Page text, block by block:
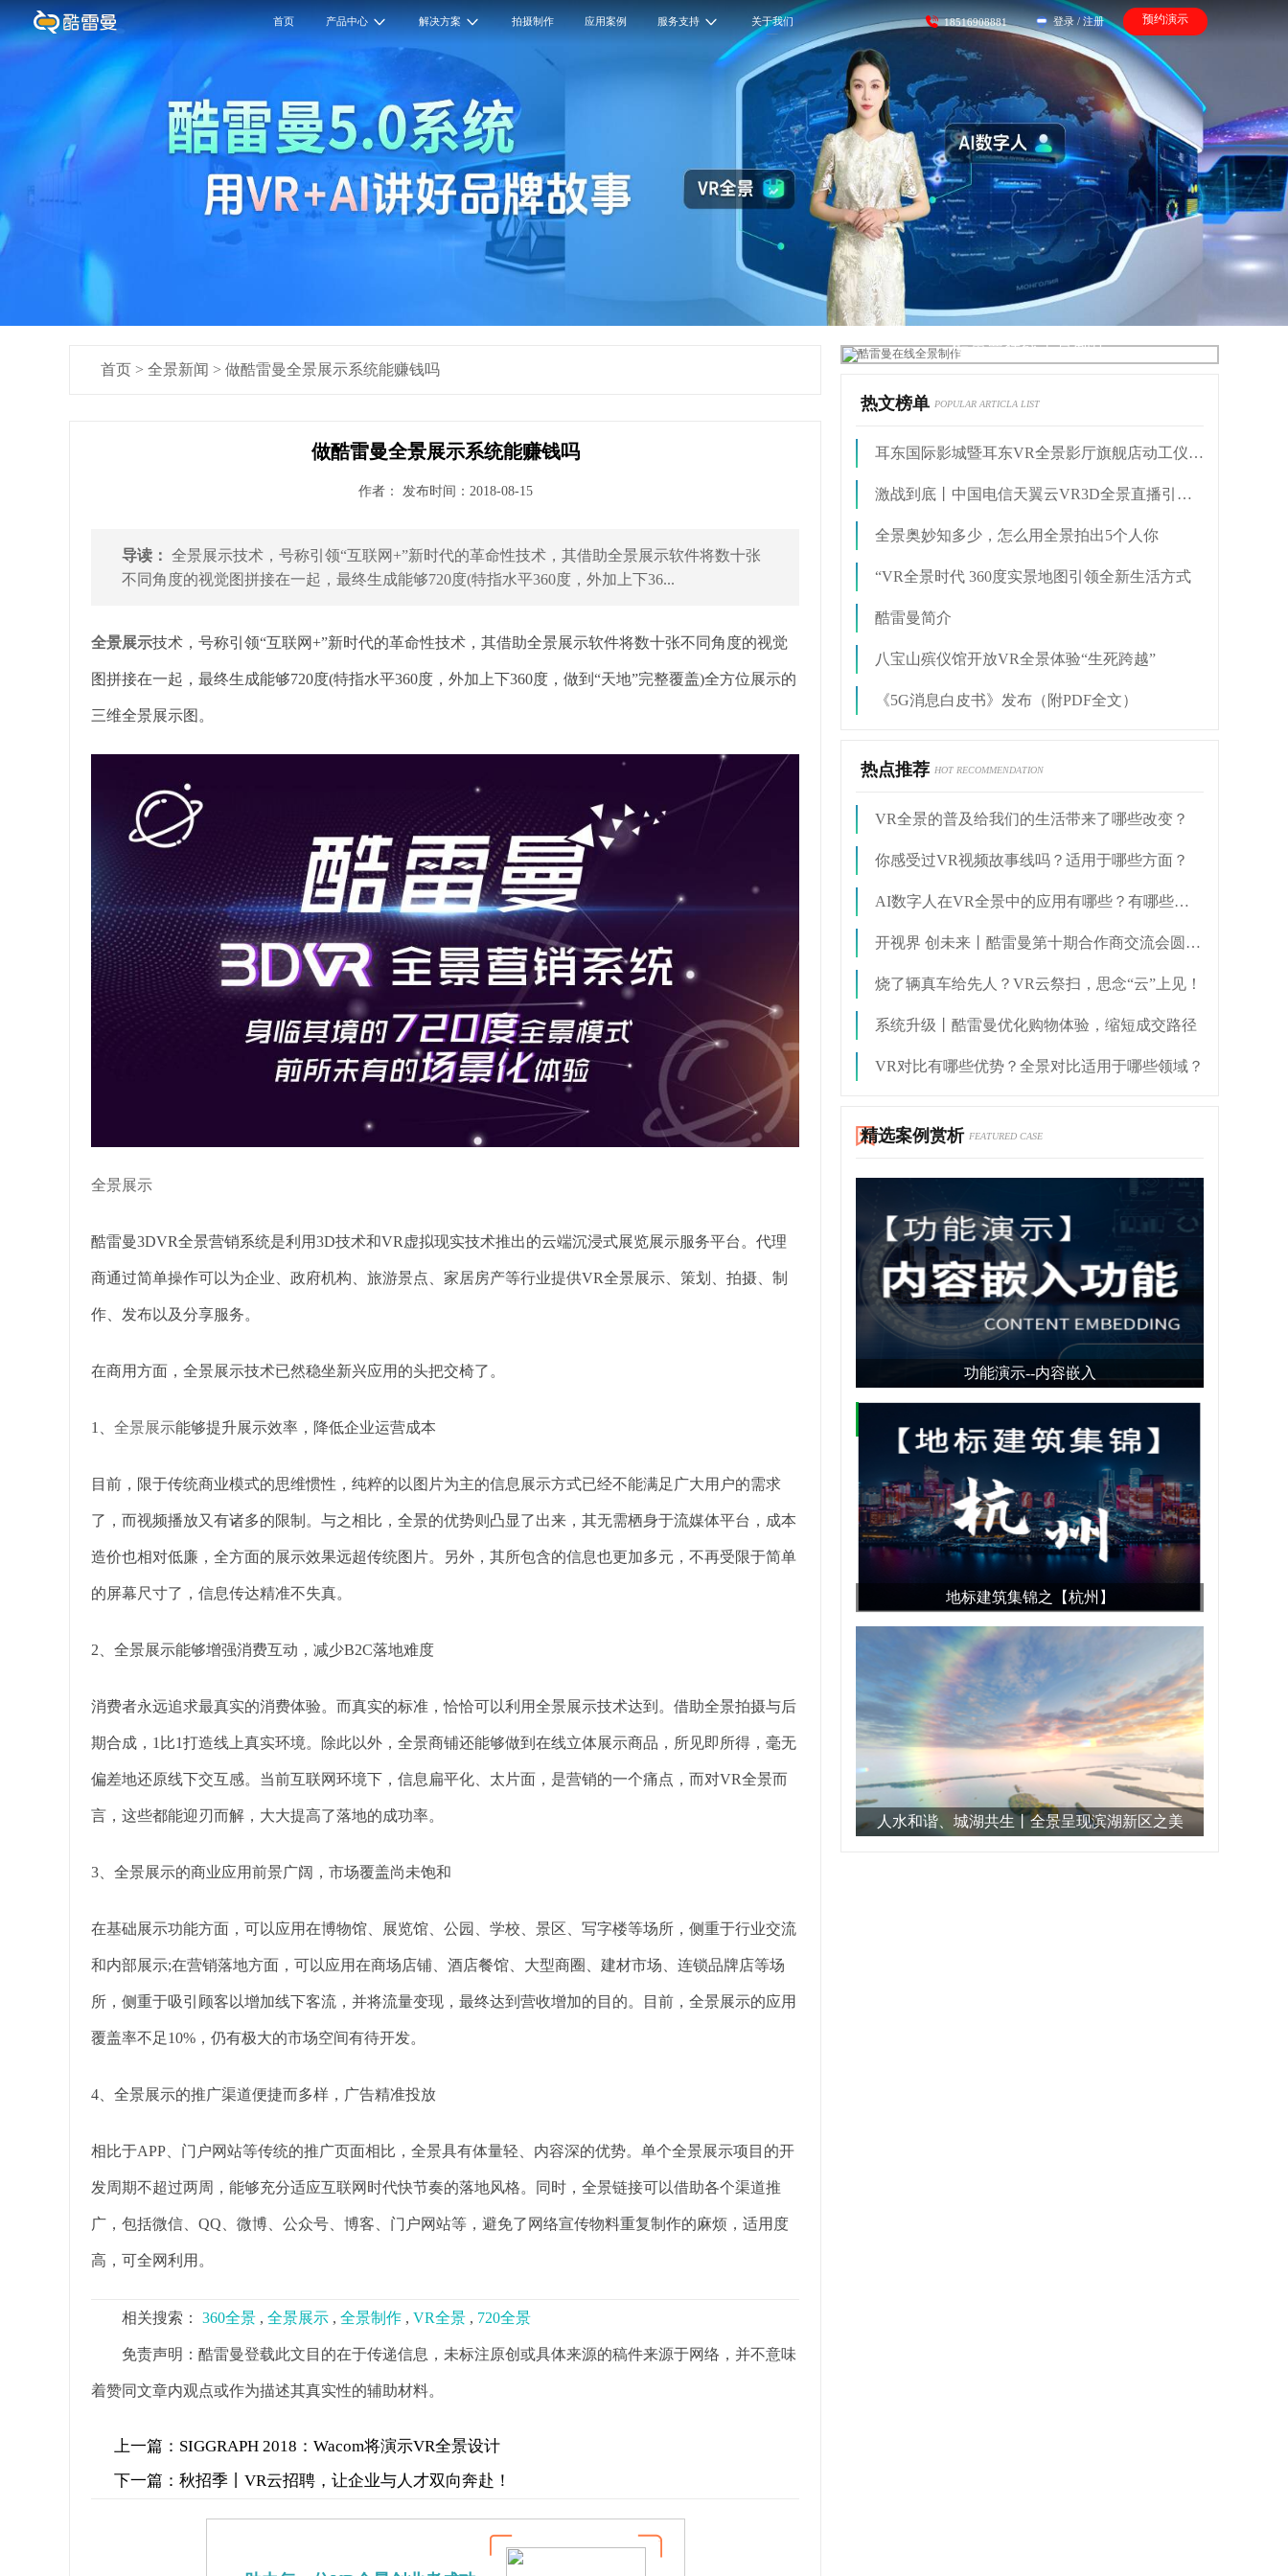
首页 产品中心 解决方案 拍摄制作 应用案例 服务支持 关于我们 18516908881 登录 / 注册 预约演示
首页 > 全景新闻 > 做酷雷曼全景展示系统能赚钱吗
做酷雷曼全景展示系统能赚钱吗
作者： 发布时间：2018-08-15
导读： 全景展示技术，号称引领“互联网+”新时代的革命性技术，其借助全景展示软件将数十张
不同角度的视觉图拼接在一起，最终生成能够720度(特指水平360度，外加上下36...
全景展示技术，号称引领“互联网+”新时代的革命性技术，其借助全景展示软件将数十张不同角度的视觉
图拼接在一起，最终生成能够720度(特指水平360度，外加上下360度，做到“天地”完整覆盖)全方位展示的
三维全景展示图。
全景展示
酷雷曼3DVR全景营销系统是利用3D技术和VR虚拟现实技术推出的云端沉浸式展览展示服务平台。代理
商通过简单操作可以为企业、政府机构、旅游景点、家居房产等行业提供VR全景展示、策划、拍摄、制
作、发布以及分享服务。
在商用方面，全景展示技术已然稳坐新兴应用的头把交椅了。
1、 全景展示能够提升展示效率，降低企业运营成本
目前，限于传统商业模式的思维惯性，纯粹的以图片为主的信息展示方式已经不能满足广大用户的需求
了，而视频播放又有诸多的限制。与之相比，全景的优势则凸显了出来，其无需栖身于流媒体平台，成本
造价也相对低廉，全方面的展示效果远超传统图片。另外，其所包含的信息也更加多元，不再受限于简单
的屏幕尺寸了，信息传达精准不失真。
2、全景展示能够增强消费互动，减少B2C落地难度
消费者永远追求最真实的消费体验。而真实的标准，恰恰可以利用全景展示技术达到。借助全景拍摄与后
期合成，1比1打造线上真实环境。除此以外，全景商铺还能够做到在线立体展示商品，所见即所得，毫无
偏差地还原线下交互感。当前互联网环境下，信息扁平化、太片面，是营销的一个痛点，而对VR全景而
言，这些都能迎刃而解，大大提高了落地的成功率。
3、全景展示的商业应用前景广阔，市场覆盖尚未饱和
在基础展示功能方面，可以应用在博物馆、展览馆、公园、学校、景区、写字楼等场所，侧重于行业交流
和内部展示;在营销落地方面，可以应用在商场店铺、酒店餐馆、大型商圈、建材市场、连锁品牌店等场
所，侧重于吸引顾客以增加线下客流，并将流量变现，最终达到营收增加的目的。目前，全景展示的应用
覆盖率不足10%，仍有极大的市场空间有待开发。
4、全景展示的推广渠道便捷而多样，广告精准投放
相比于APP、门户网站等传统的推广页面相比，全景具有体量轻、内容深的优势。单个全景展示项目的开
发周期不超过两周，能够充分适应互联网时代快节奏的落地风格。同时，全景链接可以借助各个渠道推
广，包括微信、QQ、微博、公众号、博客、门户网站等，避免了网络宣传物料重复制作的麻烦，适用度
高，可全网利用。
相关搜索： 360全景 , 全景展示 , 全景制作 , VR全景 , 720全景
免责声明：酷雷曼登载此文目的在于传递信息，未标注原创或具体来源的稿件来源于网络，并不意味
着赞同文章内观点或作为描述其真实性的辅助材料。
上一篇： SIGGRAPH 2018：Wacom将演示VR全景设计
下一篇： 秋招季丨VR云招聘，让企业与人才双向奔赴！
酷雷曼在线全景制作
热文榜单 POPULAR ARTICLA LIST
耳东国际影城暨耳东VR全景影厅旗舰店动工仪式盛大举行
激战到底丨中国电信天翼云VR3D全景直播引燃拳击热火
全景奥妙知多少，怎么用全景拍出5个人你
“VR全景时代 360度实景地图引领全新生活方式
酷雷曼简介
八宝山殡仪馆开放VR全景体验“生死跨越”
《5G消息白皮书》发布（附PDF全文）
热点推荐 HOT RECOMMENDATION
VR全景的普及给我们的生活带来了哪些改变？
你感受过VR视频故事线吗？适用于哪些方面？
AI数字人在VR全景中的应用有哪些？有哪些优势？
开视界 创未来丨酷雷曼第十期合作商交流会圆满举办
烧了辆真车给先人？VR云祭扫，思念“云”上见！
系统升级丨酷雷曼优化购物体验，缩短成交路径
VR对比有哪些优势？全景对比适用于哪些领域？
精选案例赏析 FEATURED CASE
功能演示--内容嵌入
地标建筑集锦之【杭州】
人水和谐、城湖共生丨全景呈现滨湖新区之美